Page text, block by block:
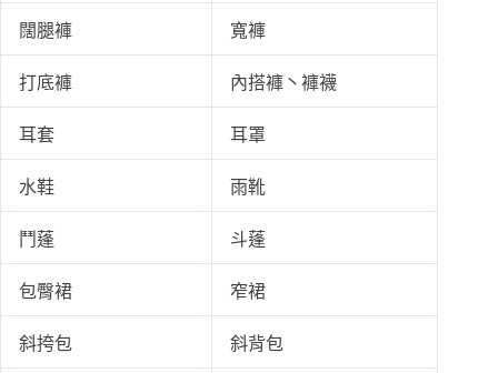
闊腿褲 寬褲
打底褲 內搭褲丶褲襪
耳套 耳罩
水鞋 雨靴
鬥蓬 斗蓬
包臀裙 窄裙
斜挎包 斜背包